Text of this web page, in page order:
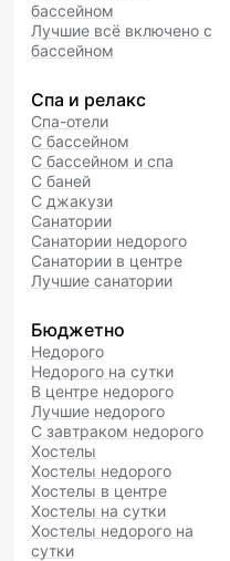
бассейном
Лучшие всё включено с
бассейном
Спа и релакс
Спа-отели
С бассейном
С бассейном и спа
С баней
С джакузи
Санатории
Санатории недорого
Санатории в центре
Лучшие санатории
Бюджетно
Недорого
Недорого на сутки
В центре недорого
Лучшие недорого
С завтраком недорого
Хостелы
Хостелы недорого
Хостелы в центре
Хостелы на сутки
Хостелы недорого на
сутки